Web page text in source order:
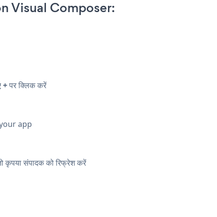
Visual Composer:
+पर क्लिक करें
app
कृपया संपादक को रिफ्रेश करें